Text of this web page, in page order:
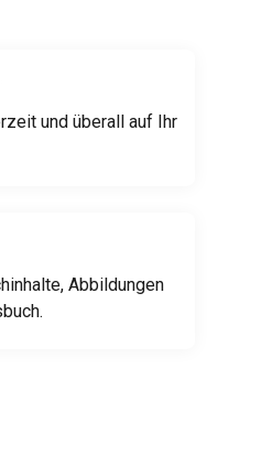
und überall auf Ihr
Abbildungen